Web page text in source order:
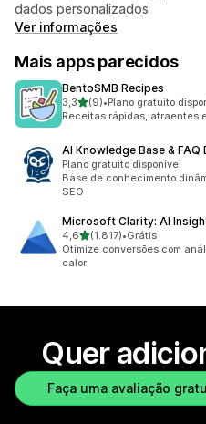
dados personalizados
Ver informações
Mais apps parecidos
BentoSMB Recipes
3,3de 5 estrelas
(9)
9 avaliações ao todo
•Plano gratuito
Receitas rápidas, atraentes
AI Knowledge Base & FAQ
Plano gratuito disponível
Base de conhecimento
SEO
Microsoft Clarity: AI
4,6de 5 estrelas
(1.817)
1817 avaliações ao todo
•Grátis
Otimize conversões com
calor
Quer
Faça uma avaliação